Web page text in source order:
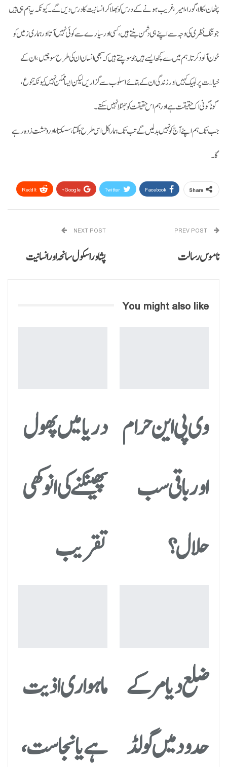
پٹھان، کالا، گورا، امیر، غریب ہونے کے درس کو بھلا کر انسانیت کا درس دیں گے۔ کیونکہ یہ ہم ہی ہیں
جو تنگ نظری کی وجہ سے اپنے ہی دشمن بنتے ہیں، کسی اور سیارے سے کوئی نہیں آتا اور ہماری زمیں کو
خون آلود کرتا۔ہم میں سے کچھ ایسے ہیں جو سوچتے ہیں کہ سبھی انسان ان کی طرح سوچیں، ان کے
خیالات پر لبیک کہیں اور زندگی ان کے بتائے اسلوب سے گزاریں لیکن ایسا ممکن نہیں کیونکہ تنوع،
گوناگونی اک حقیقت ہے اور ہم اس حقیقت کو جھٹلا نہیں سکتے۔
جب تک ہم اپنے آج کو نہیں بدلیں گے تب تک ہمارا کل اسی طرح بلکتا، سسکتا، اور وحشت زدہ رہے
گا۔
Share
Facebook
Twitter
Google+
ReddIt
ناموس رسالت
NEXT POST
پشاور اسکول سانحہ اور انسانیت
You might also like
وی پی این حرام
اور باقی سب
حلال؟
دریا میں پھول
پھینکنے کی انوکھی
تقریب
ضلع دیامر کے
حدود میں گولڈ
ماہواری اذیت
ہے یا نجاست،